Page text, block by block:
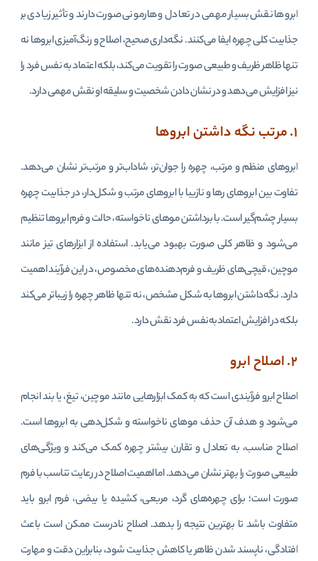
ابروها نقش بسیار مهمی در تعادل و هارمونی صورت دارند و تأثیر زیادی بر
جذابیت کلی چهره ایفا می‌کنند. نگه‌داری صحیح، اصلاح و رنگ‌آمیزی ابروها نه
تنها ظاهر ظریف و طبیعی صورت را تقویت می‌کند، بلکه اعتماد به نفس فرد را
نیز افزایش می‌دهد و در نشان دادن شخصیت و سلیقه او نقش مهمی دارد.
۱. مرتب نگه داشتن ابروها
ابروهای منظم و مرتب، چهره را جوان‌تر، شاداب‌تر و مرتب‌تر نشان می‌دهد.
تفاوت بین ابروهای رها و نازیبا با ابروهای مرتب و شکل‌دار، در جذابیت چهره
بسیار چشم‌گیر است. با برداشتن موهای ناخواسته، حالت و فرم ابروها تنظیم
می‌شود و ظاهر کلی صورت بهبود می‌یابد. استفاده از ابزارهای تیز مانند
موچین، قیچی‌های ظریف و فرم‌دهنده‌های مخصوص، در این فرآیند اهمیت
دارد. نگه‌داشتن ابروها به شکل مشخص، نه تنها ظاهر چهره را زیباتر می‌کند
بلکه در افزایش اعتمادبه‌نفس فرد نقش دارد.
۲. اصلاح ابرو
اصلاح ابرو فرآیندی است که به کمک ابزارهایی مانند موچین، تیغ، یا بند انجام
می‌شود و هدف آن حذف موهای ناخواسته و شکل‌دهی به ابروها است.
اصلاح مناسب، به تعادل و تقارن بیشتر چهره کمک می‌کند و ویژگی‌های
طبیعی صورت را بهتر نشان می‌دهد. اما اهمیت اصلاح در رعایت تناسب با فرم
صورت است؛ برای چهره‌های گرد، مربعی، کشیده یا بیضی، فرم ابرو باید
متفاوت باشد تا بهترین نتیجه را بدهد. اصلاح نادرست ممکن است باعث
افتادگی، ناپسند شدن ظاهر یا کاهش جذابیت شود، بنابراین دقت و مهارت